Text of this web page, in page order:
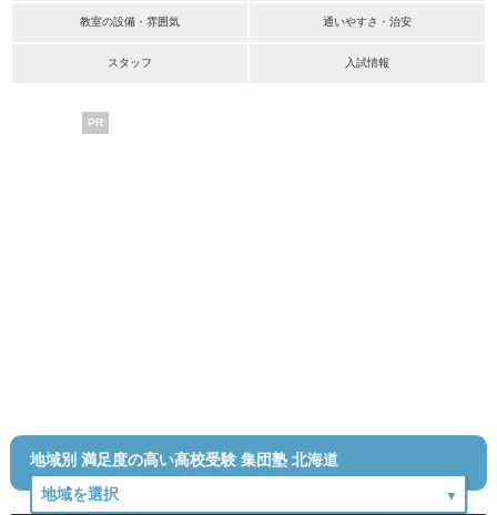
教室の設備・雰囲気 通いやすさ・治安
スタッフ 入試情報
PR
地域別 満足度の高い高校受験 集団塾 北海道